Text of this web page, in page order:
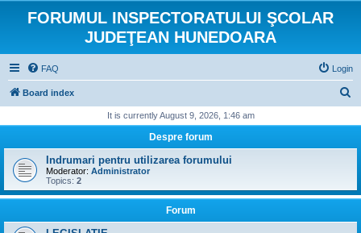
FORUMUL INSPECTORATULUI ŞCOLAR
JUDEŢEAN HUNEDOARA
FAQ Login
Board index
r
h
It is currently August 9, 2026, 1:46 am
Despre forum
Indrumari pentru utilizarea forumului
Moderator: Administrator
Topics: 2
Forum